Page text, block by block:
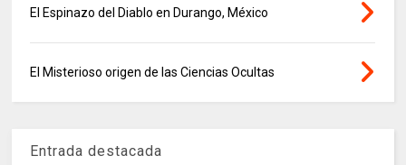
El Espinazo del Diablo en Durango, México
El Misterioso origen de las Ciencias Ocultas
Entrada destacada